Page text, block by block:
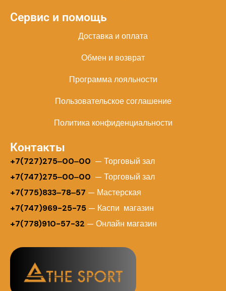
Сервис и помощь
Доставка и оплата
Обмен и возврат
Программа лояльности
Пользовательское соглашение
Политика конфиденциальности
Контакты
+7(727)275‒00‒00 — Торговый зал
+7(747)275‒00‒00 — Торговый зал
+7(775)833‒78‒57 — Мастерская
+7(747)969-25-75 — Каспи магазин
+7(778)910-57-32 — Онлайн магазин